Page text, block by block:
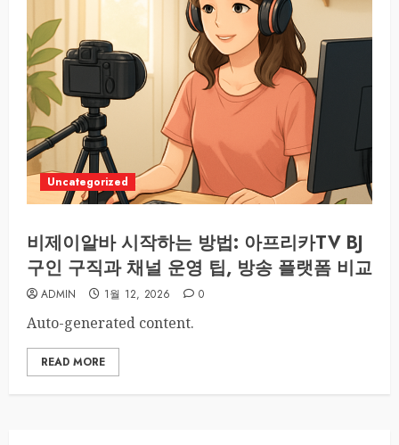
Uncategorized
비제이알바 시작하는 방법: 아프리카TV BJ
구인 구직과 채널 운영 팁, 방송 플랫폼 비교
ADMIN 1월 12, 2026 0
Auto-generated content.
READ MORE